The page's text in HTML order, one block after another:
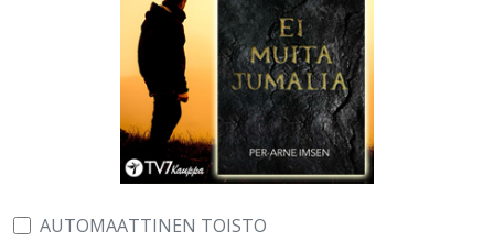
AUTOMAATTINEN TOISTO